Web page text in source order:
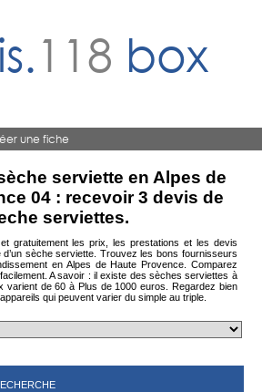
118 box
une fiche
serviette en Alpes de
04 : recevoir 3 devis de
serviettes.
gratuitement les prix, les prestations et les devis
sèche serviette. Trouvez les bons fournisseurs
en Alpes de Haute Provence. Comparez
A savoir : il existe des sèches serviettes à
varient de 60 à Plus de 1000 euros. Regardez bien
qui peuvent varier du simple au triple.